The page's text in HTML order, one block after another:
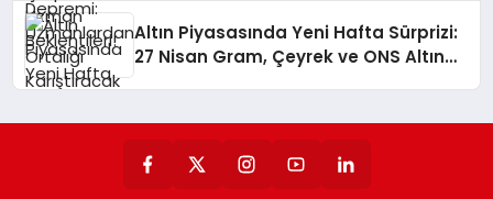
Altın Piyasasında Yeni Hafta Sürprizi:
27 Nisan Gram, Çeyrek ve ONS Altın